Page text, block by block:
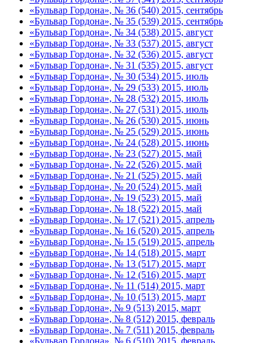
«Бульвар Гордона», № 36 (540) 2015, сентябрь
«Бульвар Гордона», № 35 (539) 2015, сентябрь
«Бульвар Гордона», № 34 (538) 2015, август
«Бульвар Гордона», № 33 (537) 2015, август
«Бульвар Гордона», № 32 (536) 2015, август
«Бульвар Гордона», № 31 (535) 2015, август
«Бульвар Гордона», № 30 (534) 2015, июль
«Бульвар Гордона», № 29 (533) 2015, июль
«Бульвар Гордона», № 28 (532) 2015, июль
«Бульвар Гордона», № 27 (531) 2015, июль
«Бульвар Гордона», № 26 (530) 2015, июнь
«Бульвар Гордона», № 25 (529) 2015, июнь
«Бульвар Гордона», № 24 (528) 2015, июнь
«Бульвар Гордона», № 23 (527) 2015, май
«Бульвар Гордона», № 22 (526) 2015, май
«Бульвар Гордона», № 21 (525) 2015, май
«Бульвар Гордона», № 20 (524) 2015, май
«Бульвар Гордона», № 19 (523) 2015, май
«Бульвар Гордона», № 18 (522) 2015, май
«Бульвар Гордона», № 17 (521) 2015, апрель
«Бульвар Гордона», № 16 (520) 2015, апрель
«Бульвар Гордона», № 15 (519) 2015, апрель
«Бульвар Гордона», № 14 (518) 2015, март
«Бульвар Гордона», № 13 (517) 2015, март
«Бульвар Гордона», № 12 (516) 2015, март
«Бульвар Гордона», № 11 (514) 2015, март
«Бульвар Гордона», № 10 (513) 2015, март
«Бульвар Гордона», № 9 (513) 2015, март
«Бульвар Гордона», № 8 (512) 2015, февраль
«Бульвар Гордона», № 7 (511) 2015, февраль
«Бульвар Гордона», № 6 (510) 2015, февраль